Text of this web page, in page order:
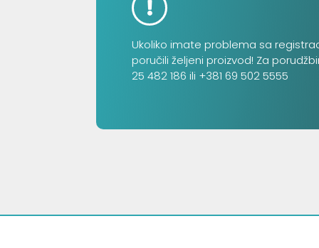
Ukoliko imate problema sa
poručili željeni proizvod! Za
25 482 186 ili +381 69 502 5555